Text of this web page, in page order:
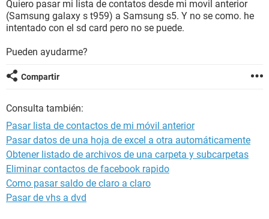
Quiero pasar mi lista de contatos desde mi movil anterior
(Samsung galaxy s t959) a Samsung s5. Y no se como. he
intentado con el sd card pero no se puede.
Pueden ayudarme?
Compartir
Consulta también:
Pasar lista de contactos de mi móvil anterior
Pasar datos de una hoja de excel a otra automáticamente
Obtener listado de archivos de una carpeta y subcarpetas
Eliminar contactos de facebook rapido
Como pasar saldo de claro a claro
Pasar de vhs a dvd